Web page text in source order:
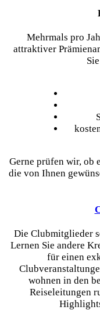
Mehrmals pro
attraktiver
Gerne prüfen wir, ob
die von Ihnen
Die Clubmitglieder
Lernen Sie andere
für einen
wohnen in den
Reiseleitungen